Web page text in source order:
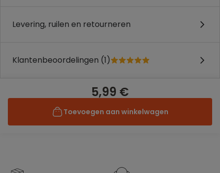
Levering, ruilen en retourneren
Klantenbeoordelingen (1)
5,99 €
Toevoegen aan winkelwagen